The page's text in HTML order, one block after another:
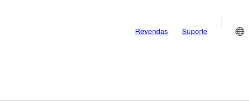
Revendas Suporte